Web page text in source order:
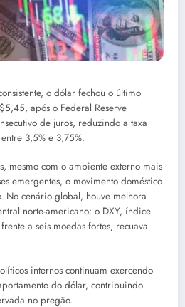
o dólar fechou o último
após o Federal Reserve
de juros, reduzindo a taxa
3,5% e 3,75%.
mesmo com o ambiente externo mais
emergentes, o movimento doméstico
No cenário global, houve melhora
norte-americano: o DXY, índice
a seis moedas fortes, recuava
internos continuam exercendo
do dólar, contribuindo
no pregão.